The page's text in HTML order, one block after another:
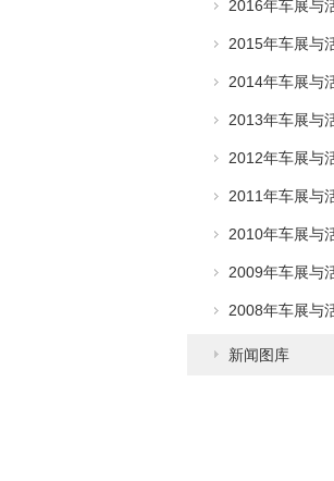
2016年车展与
2015年车展与
2014年车展与
2013年车展与
2012年车展与
2011年车展与
2010年车展与
2009年车展与
2008年车展与
新闻图库